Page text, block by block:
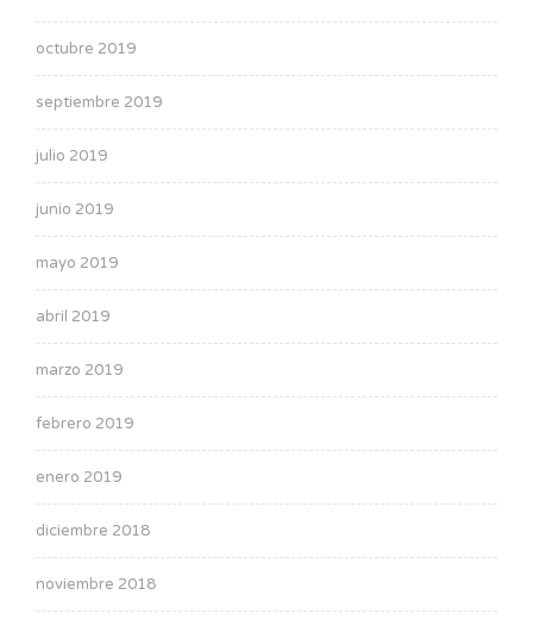
octubre 2019
septiembre 2019
julio 2019
junio 2019
mayo 2019
abril 2019
marzo 2019
febrero 2019
enero 2019
diciembre 2018
noviembre 2018